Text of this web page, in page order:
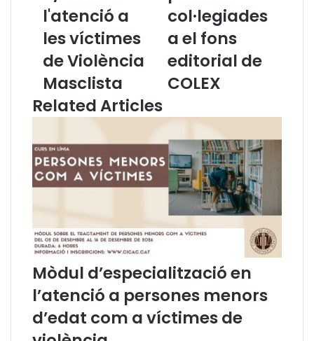
a
l
W
b
n
I
C
A
C
m
p
i
a
c
i
l'atenció a
les víctimes
de Violència
Masclista
a
r
i
b
u
n
a
c
r
d
a
c
col·legiades
a el fons
editorial de
COLEX
Related Articles
Mòdul d’especialització en
l’atenció a persones menors
d’edat com a víctimes de